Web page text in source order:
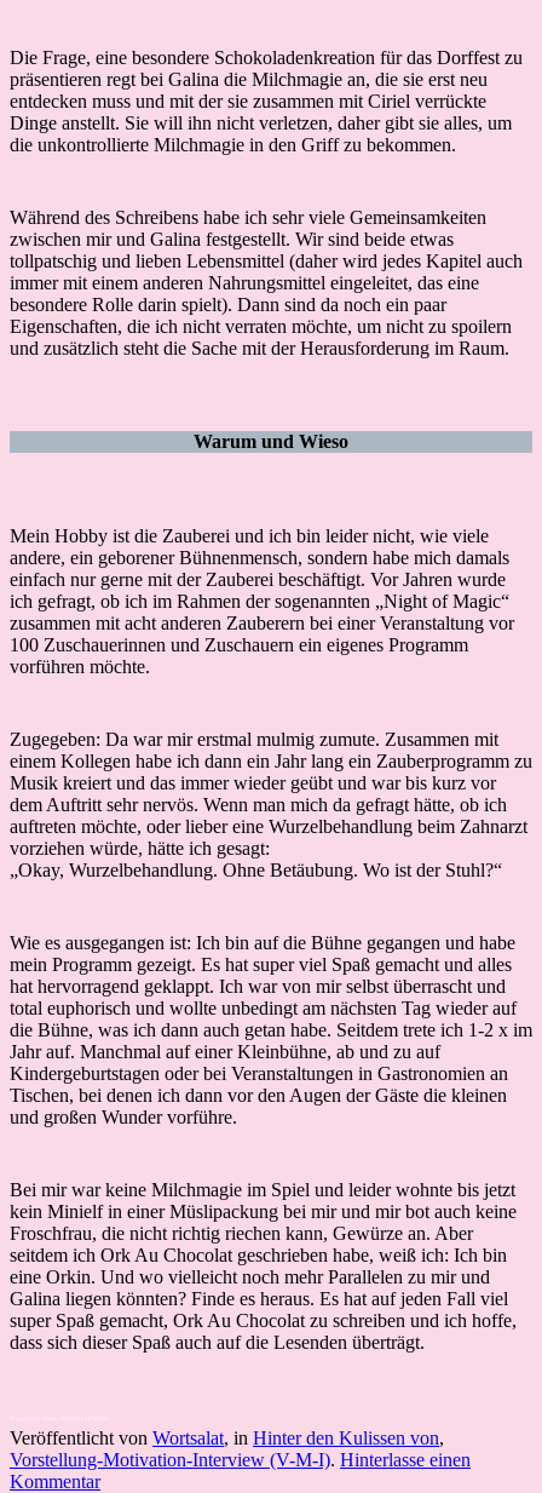
Die Frage, eine besondere Schokoladenkreation für das Dorffest zu
präsentieren regt bei Galina die Milchmagie an, die sie erst neu
entdecken muss und mit der sie zusammen mit Ciriel verrückte
Dinge anstellt. Sie will ihn nicht verletzen, daher gibt sie alles, um
die unkontrollierte Milchmagie in den Griff zu bekommen.
Während des Schreibens habe ich sehr viele Gemeinsamkeiten
zwischen mir und Galina festgestellt. Wir sind beide etwas
tollpatschig und lieben Lebensmittel (daher wird jedes Kapitel auch
immer mit einem anderen Nahrungsmittel eingeleitet, das eine
besondere Rolle darin spielt). Dann sind da noch ein paar
Eigenschaften, die ich nicht verraten möchte, um nicht zu spoilern
und zusätzlich steht die Sache mit der Herausforderung im Raum.
Warum und Wieso
Mein Hobby ist die Zauberei und ich bin leider nicht, wie viele
andere, ein geborener Bühnenmensch, sondern habe mich damals
einfach nur gerne mit der Zauberei beschäftigt. Vor Jahren wurde
ich gefragt, ob ich im Rahmen der sogenannten „Night of Magic“
zusammen mit acht anderen Zauberern bei einer Veranstaltung vor
100 Zuschauerinnen und Zuschauern ein eigenes Programm
vorführen möchte.
Zugegeben: Da war mir erstmal mulmig zumute. Zusammen mit
einem Kollegen habe ich dann ein Jahr lang ein Zauberprogramm zu
Musik kreiert und das immer wieder geübt und war bis kurz vor
dem Auftritt sehr nervös. Wenn man mich da gefragt hätte, ob ich
auftreten möchte, oder lieber eine Wurzelbehandlung beim Zahnarzt
vorziehen würde, hätte ich gesagt:
„Okay, Wurzelbehandlung. Ohne Betäubung. Wo ist der Stuhl?“
Wie es ausgegangen ist: Ich bin auf die Bühne gegangen und habe
mein Programm gezeigt. Es hat super viel Spaß gemacht und alles
hat hervorragend geklappt. Ich war von mir selbst überrascht und
total euphorisch und wollte unbedingt am nächsten Tag wieder auf
die Bühne, was ich dann auch getan habe. Seitdem trete ich 1-2 x im
Jahr auf. Manchmal auf einer Kleinbühne, ab und zu auf
Kindergeburtstagen oder bei Veranstaltungen in Gastronomien an
Tischen, bei denen ich dann vor den Augen der Gäste die kleinen
und großen Wunder vorführe.
Bei mir war keine Milchmagie im Spiel und leider wohnte bis jetzt
kein Minielf in einer Müslipackung bei mir und mir bot auch keine
Froschfrau, die nicht richtig riechen kann, Gewürze an. Aber
seitdem ich Ork Au Chocolat geschrieben habe, weiß ich: Ich bin
eine Orkin. Und wo vielleicht noch mehr Parallelen zu mir und
Galina liegen könnten? Finde es heraus. Es hat auf jeden Fall viel
super Spaß gemacht, Ork Au Chocolat zu schreiben und ich hoffe,
dass sich dieser Spaß auch auf die Lesenden überträgt.
Veröffentlicht von Wortsalat, in Hinter den Kulissen von,
Vorstellung-Motivation-Interview (V-M-I). Hinterlasse einen
Kommentar